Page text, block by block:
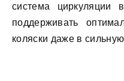
система циркуляции
поддерживать
коляски даже в